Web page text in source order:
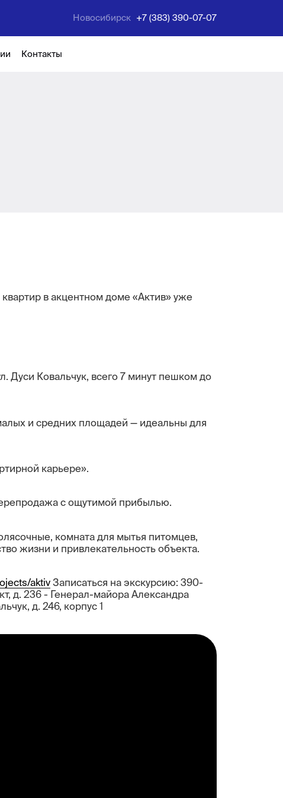
Новосибирск +7 (383) 390-07-07
Контакты
в акцентном доме «Актив» уже
Дуси Ковальчук, всего 7 минут пешком до
и средних площадей — идеальны для
карьере».
с ощутимой прибылью.
комната для мытья питомцев,
жизни и привлекательность объекта.
aktivЗаписаться на экскурсию: 390-
д. 236 - Генерал-майора Александра
д. 246, корпус 1